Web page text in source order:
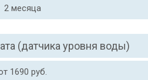
2 месяца
(датчика уровня воды)
1690 руб.